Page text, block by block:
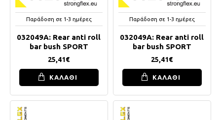
Παράδοση σε 1-3 ημέρες
032049A: Rear anti roll
bar bush SPORT
25,41€
ΚΑΛΑΘΙ
Παράδοση σε 1-3 ημέρες
032049A: Rear anti roll
bar bush SPORT
25,41€
ΚΑΛΑΘΙ